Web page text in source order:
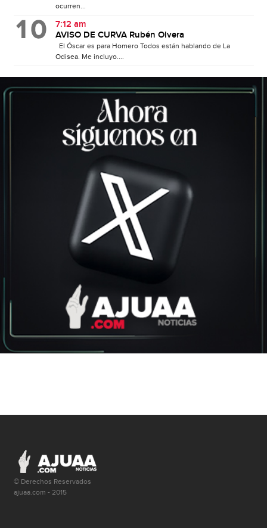
ocurren...
7:12 am
AVISO DE CURVA Rubén Olvera
El Óscar es para Homero Todos están hablando de La
Odisea. Me incluyo....
© Derechos Reservados
ajuaa.com - 2015